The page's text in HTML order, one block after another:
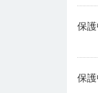
保
保